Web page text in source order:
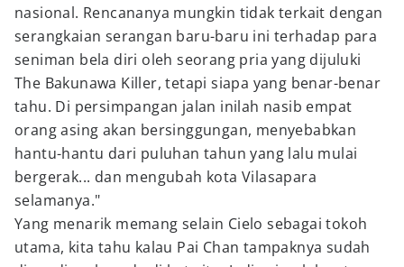
nasional. Rencananya mungkin tidak terkait dengan
serangkaian serangan baru-baru ini terhadap para
seniman bela diri oleh seorang pria yang dijuluki
The Bakunawa Killer, tetapi siapa yang benar-benar
tahu. Di persimpangan jalan inilah nasib empat
orang asing akan bersinggungan, menyebabkan
hantu-hantu dari puluhan tahun yang lalu mulai
bergerak... dan mengubah kota Vilasapara
selamanya."
Yang menarik memang selain Cielo sebagai tokoh
utama, kita tahu kalau Pai Chan tampaknya sudah